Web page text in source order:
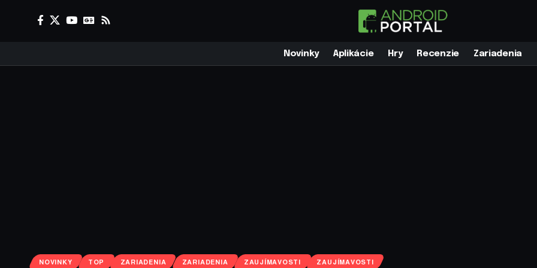
Novinky Aplikácie Hry Recenzie Zariadenia
NOVINKY TOP ZARIADENIA ZARIADENIA ZAUJÍMAVOSTI ZAUJÍMAVOSTI